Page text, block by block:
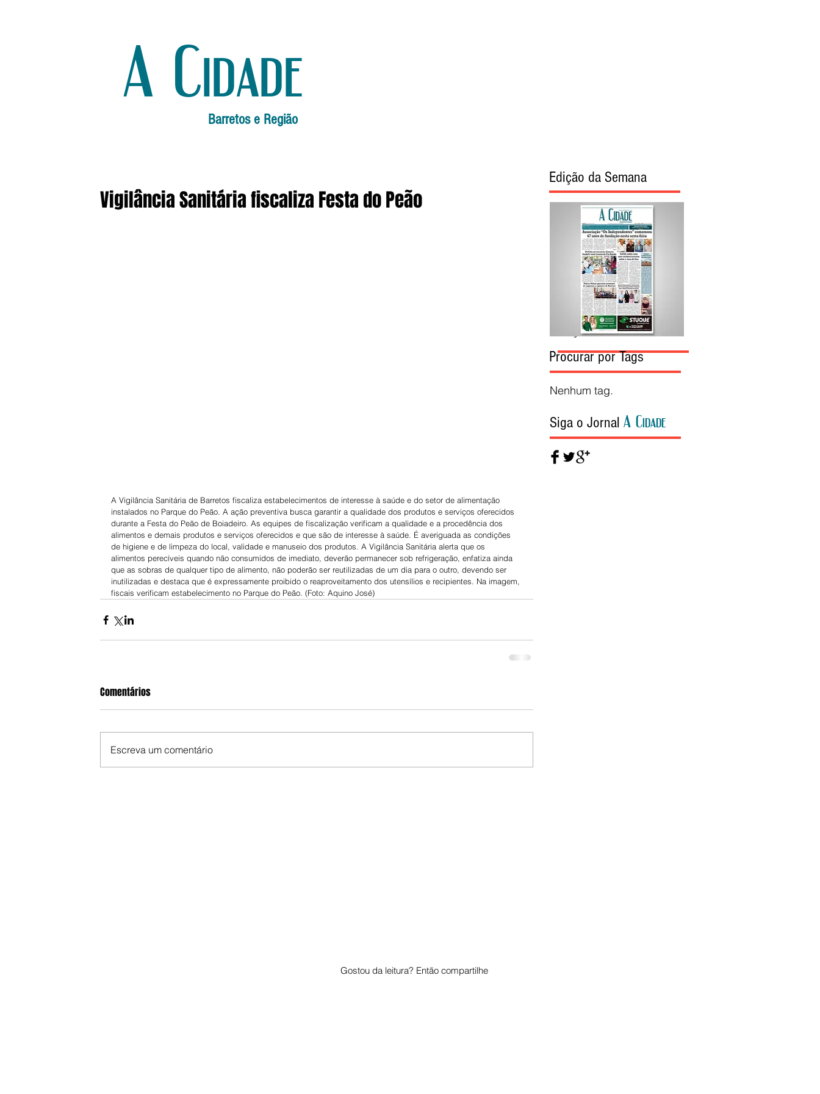
A Cidade
Barretos e Região
Vigilância Sanitária fiscaliza Festa do Peão
A Vigilância Sanitária de Barretos fiscaliza estabelecimentos de interesse à saúde e do setor de alimentação
instalados no Parque do Peão. A ação preventiva busca garantir a qualidade dos produtos e serviços oferecidos
durante a Festa do Peão de Boiadeiro. As equipes de fiscalização verificam a qualidade e a procedência dos
alimentos e demais produtos e serviços oferecidos e que são de interesse à saúde. É averiguada as condições
de higiene e de limpeza do local, validade e manuseio dos produtos. A Vigilância Sanitária alerta que os
alimentos perecíveis quando não consumidos de imediato, deverão permanecer sob refrigeração, enfatiza ainda
que as sobras de qualquer tipo de alimento, não poderão ser reutilizadas de um dia para o outro, devendo ser
inutilizadas e destaca que é expressamente proibido o reaproveitamento dos utensílios e recipientes. Na imagem,
fiscais verificam estabelecimento no Parque do Peão. (Foto: Aquino José)
Comentários
Escreva um comentário
Edição da Semana
Edição da Semana
Procurar por Tags
Nenhum tag.
Siga o Jornal A Cidade
Gostou da leitura? Então compartilhe